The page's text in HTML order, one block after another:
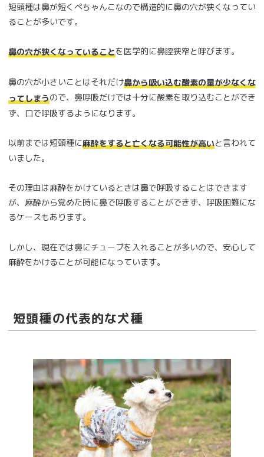
短頭種は鼻が短くぺちゃんこなので構造的に鼻の穴が狭くなってい
ることが多いです。
鼻の穴が狭くなっていることを医学的に鼻腔狭窄と呼びます。
鼻の穴が小さいことはそれだけ鼻から吸い込む酸素の量が少なくな
ってしまうので、鼻呼吸だけでは十分に酸素を取り込むことができ
ず、口で呼吸するようになります。
以前までは短頭種に麻酔をすると亡くなる可能性が高いと言われて
いました。
その理由は麻酔をかけているときは鼻で呼吸することはできます
が、麻酔から覚めた時に鼻で呼吸することができず、呼吸困難にな
るケースもあります。
しかし、現在では鼻にチューブを入れることが多いので、安心して
麻酔をかけることが可能になっています。
短頭種の代表的な犬種